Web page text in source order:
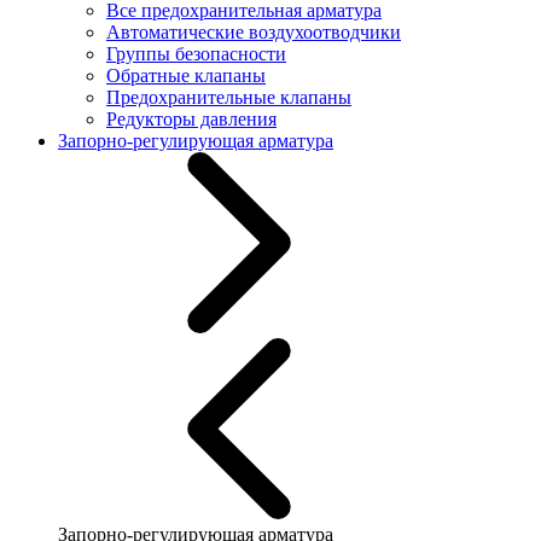
Все предохранительная арматура
Автоматические воздухоотводчики
Группы безопасности
Обратные клапаны
Предохранительные клапаны
Редукторы давления
Запорно-регулирующая арматура
Запорно-регулирующая арматура